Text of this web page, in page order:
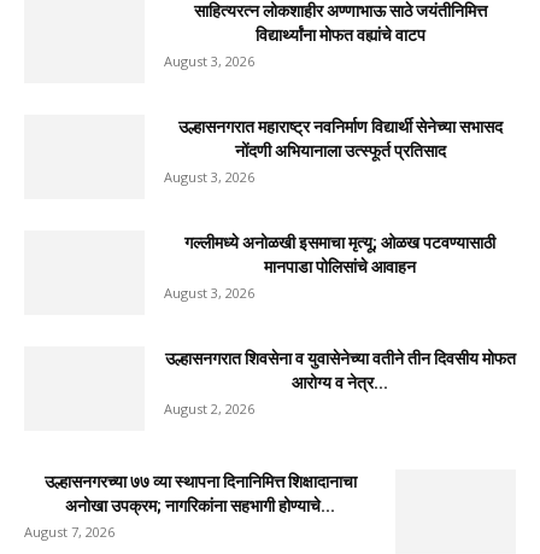
साहित्यरत्न लोकशाहीर अण्णाभाऊ साठे जयंतीनिमित्त
विद्यार्थ्यांना मोफत वह्यांचे वाटप
August 3, 2026
उल्हासनगरात महाराष्ट्र नवनिर्माण विद्यार्थी सेनेच्या सभासद
नोंदणी अभियानाला उत्स्फूर्त प्रतिसाद
August 3, 2026
गल्लीमध्ये अनोळखी इसमाचा मृत्यू; ओळख पटवण्यासाठी
मानपाडा पोलिसांचे आवाहन
August 3, 2026
उल्हासनगरात शिवसेना व युवासेनेच्या वतीने तीन दिवसीय मोफत
आरोग्य व नेत्र...
August 2, 2026
उल्हासनगरच्या ७७ व्या स्थापना दिनानिमित्त शिक्षादानाचा
अनोखा उपक्रम; नागरिकांना सहभागी होण्याचे...
August 7, 2026